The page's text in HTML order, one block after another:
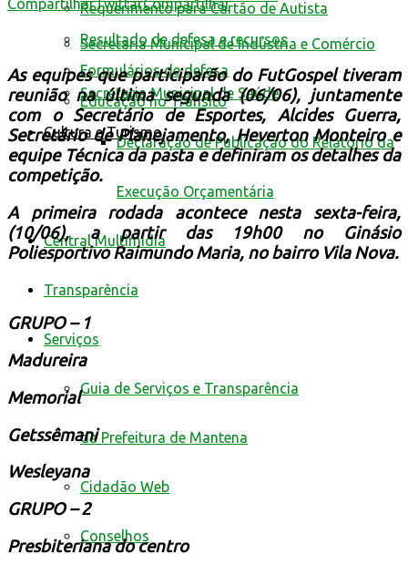
Requerimento para Cartão de Autista
Resultado de defesa e recursos
Formulários de defesa
Educação no Trânsito
Cultura e Turismo
Secretaria Municipal de Indústria e Comércio
Secretaria Municipal de Saúde
Declaração de Publicação do Relatório da
Execução Orçamentária
Central Multimídia
Transparência
Serviços
Guia de Serviços e Transparência
da Prefeitura de Mantena
Cidadão Web
Conselhos
CompartilharTwittarCompartilhar
As equipes que participarão do FutGospel tiveram
reunião na última segunda (06/06), juntamente
com o Secretário de Esportes, Alcides Guerra,
Secretário de Planejamento, Heverton Monteiro e
equipe Técnica da pasta e definiram os detalhes da
competição.
A primeira rodada acontece nesta sexta-feira,
(10/06), a partir das 19h00 no Ginásio
Poliesportivo Raimundo Maria, no bairro Vila Nova.
GRUPO – 1
Madureira
Memorial
Getssêmani
Wesleyana
GRUPO – 2
Presbiteriana do centro